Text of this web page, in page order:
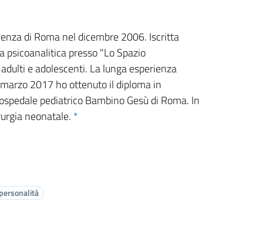
di Roma nel dicembre 2006. Iscritta
presso "Lo Spazio
e adolescenti. La lunga esperienza
2017 ho ottenuto il diploma in
pediatrico Bambino Gesù di Roma. In
neonatale. *